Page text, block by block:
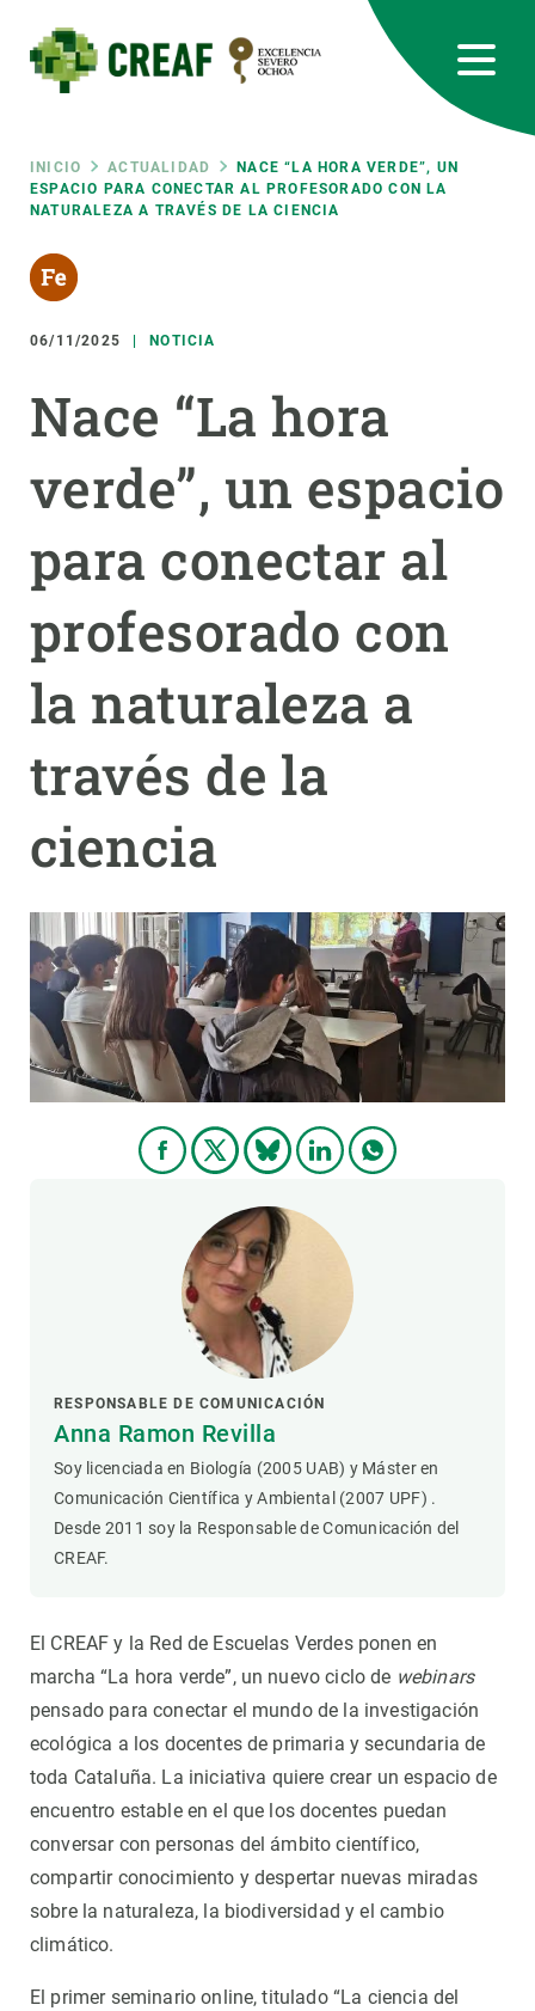
contenido
principal
Ruta
de
navegación
INICIO ACTUALIDAD
NACE “LA HORA VERDE”, UN
ESPACIO PARA CONECTAR AL PROFESORADO CON LA
NATURALEZA A TRAVÉS DE LA CIENCIA
06/11/2025 NOTICIA
Nace “La hora
verde”, un espacio
para conectar al
profesorado con
la naturaleza a
través de la
ciencia
RESPONSABLE DE COMUNICACIÓN
Anna Ramon Revilla
Soy licenciada en Biología (2005 UAB) y Máster en
Comunicación Científica y Ambiental (2007 UPF) .
Desde 2011 soy la Responsable de Comunicación del
CREAF.
El CREAF y la Red de Escuelas Verdes ponen en
marcha “La hora verde”, un nuevo ciclo de webinars
pensado para conectar el mundo de la investigación
ecológica a los docentes de primaria y secundaria de
toda Cataluña. La iniciativa quiere crear un espacio de
encuentro estable en el que los docentes puedan
conversar con personas del ámbito científico,
compartir conocimiento y despertar nuevas miradas
sobre la naturaleza, la biodiversidad y el cambio
climático.
El primer seminario online, titulado “La ciencia del
RRSS
Featured
responsive
Responsive
menu
INVESTIGACIÓN
CIENCIA EN ACCIÓN
PARTICIPA
NOTICIAS Y AGENDA